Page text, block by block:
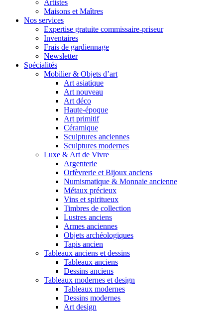
Artistes
Maisons et Maîtres
Nos services
Expertise gratuite commissaire-priseur
Inventaires
Frais de gardiennage
Newsletter
Spécialités
Mobilier & Objets d’art
Art asiatique
Art nouveau
Art déco
Haute-époque
Art primitif
Céramique
Sculptures anciennes
Sculptures modernes
Luxe & Art de Vivre
Argenterie
Orfèvrerie et Bijoux anciens
Numismatique & Monnaie ancienne
Métaux précieux
Vins et spiritueux
Timbres de collection
Lustres anciens
Armes anciennes
Objets archéologiques
Tapis ancien
Tableaux anciens et dessins
Tableaux anciens
Dessins anciens
Tableaux modernes et design
Tableaux modernes
Dessins modernes
Art design